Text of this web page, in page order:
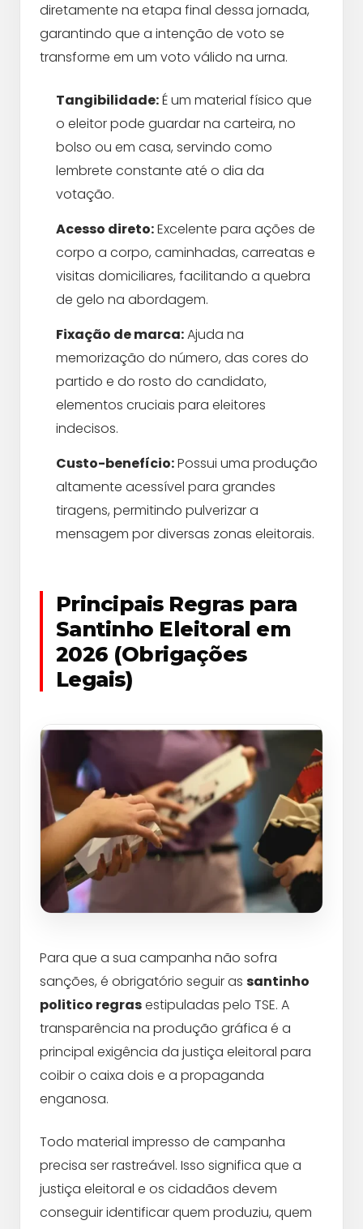
diretamente na etapa final dessa jornada,
garantindo que a intenção de voto se
transforme em um voto válido na urna.
Tangibilidade:É um material físico que
o eleitor pode guardar na carteira, no
bolso ou em casa, servindo como
lembrete constante até o dia da
votação.
Acesso direto:Excelente para ações de
corpo a corpo, caminhadas, carreatas e
visitas domiciliares, facilitando a quebra
de gelo na abordagem.
Fixação de marca:Ajuda na
memorização do número, das cores do
partido e do rosto do candidato,
elementos cruciais para eleitores
indecisos.
Custo-benefício:Possui uma produção
altamente acessível para grandes
tiragens, permitindo pulverizar a
mensagem por diversas zonas eleitorais.
Principais Regras para
Santinho Eleitoral em
2026 (Obrigações
Legais)
Para que a sua campanha não sofra
sanções, é obrigatório seguir as santinho
politico regrasestipuladas pelo TSE. A
transparência na produção gráfica é a
principal exigência da justiça eleitoral para
coibir o caixa dois e a propaganda
enganosa.
Todo material impresso de campanha
precisa ser rastreável. Isso significa que a
justiça eleitoral e os cidadãos devem
conseguir identificar quem produziu, quem